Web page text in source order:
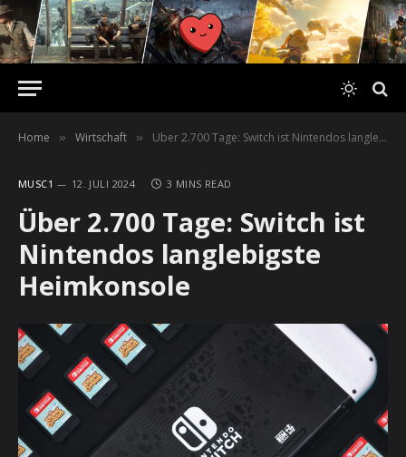
Home » Wirtschaft » Über 2.700 Tage: Switch ist Nintendos langlebigste Heimkonsole
MUSC1 12. JULI 2024 3 MINS READ
Über 2.700 Tage: Switch ist
Nintendos langlebigste
Heimkonsole